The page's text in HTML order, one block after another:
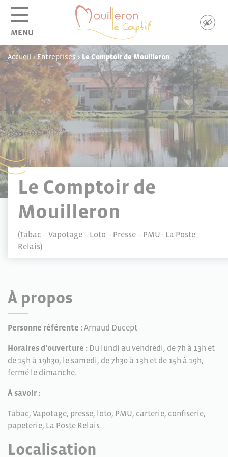
MENU
Accueil >Entreprises > Le Comptoir de Mouilleron
Le Comptoir de
Mouilleron
(Tabac – Vapotage – Loto – Presse – PMU - La Poste
Relais)
À propos
Personne référente :Arnaud Ducept
Horaires d’ouverture : Du lundi au vendredi, de 7h à 13h et
de 15h à 19h30, le samedi, de 7h30 à 13h et de 15h à 19h,
fermé le dimanche.
À savoir :
Tabac, Vapotage, presse, loto, PMU, carterie, confiserie,
papeterie, La Poste Relais
Localisation
Panneau de gestion des cookies